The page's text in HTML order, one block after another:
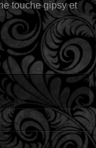
touche gipsy et